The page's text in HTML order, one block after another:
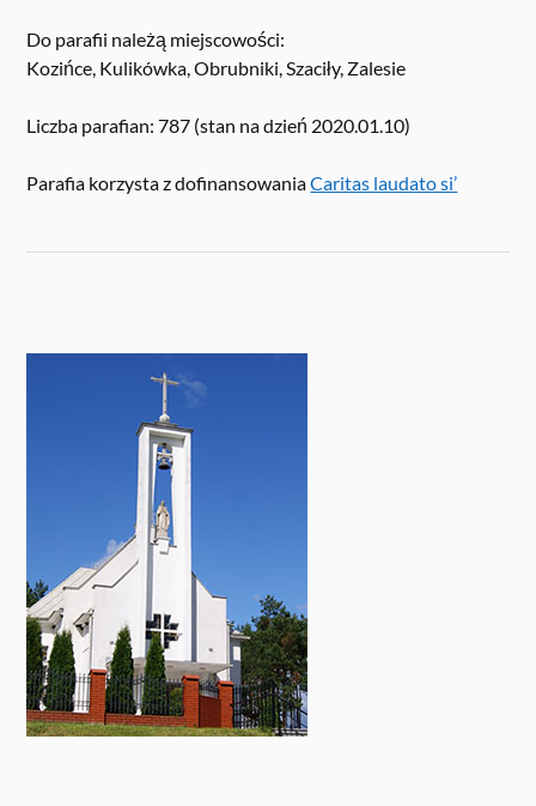
Do parafii należą miejscowości:
Kozińce, Kulikówka, Obrubniki, Szaciły, Zalesie
Liczba parafian: 787 (stan na dzień 2020.01.10)
Parafia korzysta z dofinansowaniaCaritas laudato si’